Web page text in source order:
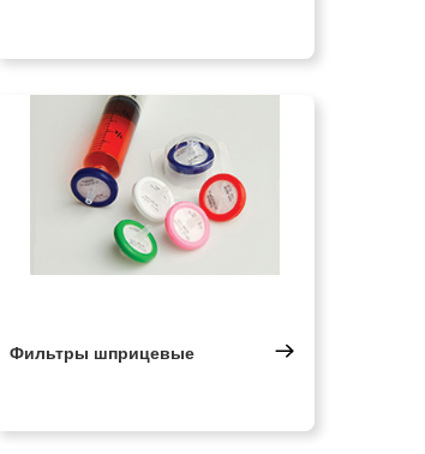
Фильтры шприцевые